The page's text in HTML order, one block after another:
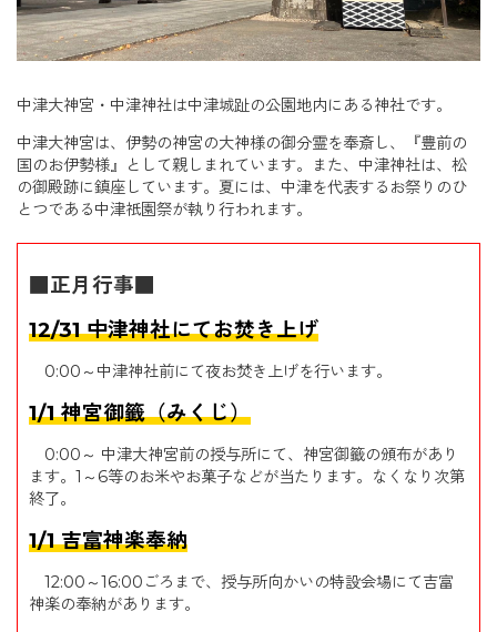
中津大神宮・中津神社は中津城趾の公園地内にある神社です。
中津大神宮は、伊勢の神宮の大神様の御分霊を奉斎し、『豊前の
国のお伊勢様』として親しまれています。また、中津神社は、松
の御殿跡に鎮座しています。夏には、中津を代表するお祭りのひ
とつである中津祇園祭が執り行われます。
■正月行事■
12/31 中津神社にてお焚き上げ
0:00～中津神社前にて夜お焚き上げを行います。
1/1 神宮御籤（みくじ）
0:00～ 中津大神宮前の授与所にて、神宮御籤の頒布があり
ます。1～6等のお米やお菓子などが当たります。なくなり次第
終了。
1/1 吉富神楽奉納
12:00～16:00ごろまで、授与所向かいの特設会場にて吉富
神楽の奉納があります。